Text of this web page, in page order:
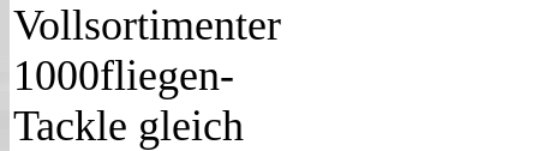
Vollsortimenter
1000fliegen-
Tackle gleich